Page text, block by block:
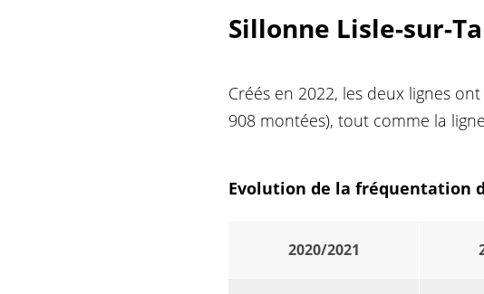
Sillonne Lisle-sur-
Créés en 2022, les deux lignes
908 montées), tout comme la
Evolution de la fréquentation
2020/2021